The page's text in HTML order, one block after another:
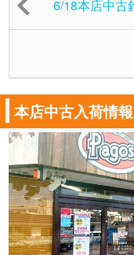
6/18本店中古
本店中古入荷情報